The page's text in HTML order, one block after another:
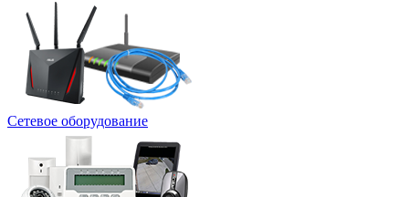
Сетевое оборудование